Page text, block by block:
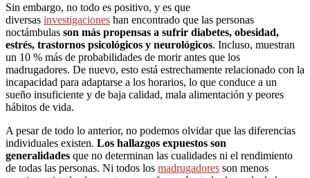
Sin embargo, no todo es positivo, y es que
diversas investigaciones han encontrado que las personas
noctámbulas son más propensas a sufrir diabetes, obesidad,
estrés, trastornos psicológicos y neurológicos. Incluso, muestran
un 10 % más de probabilidades de morir antes que los
madrugadores. De nuevo, esto está estrechamente relacionado con la
incapacidad para adaptarse a los horarios, lo que conduce a un
sueño insuficiente y de baja calidad, mala alimentación y peores
hábitos de vida.
A pesar de todo lo anterior, no podemos olvidar que las diferencias
individuales existen. Los hallazgos expuestos son
generalidades que no determinan las cualidades ni el rendimiento
de todas las personas. Ni todos los madrugadores son menos